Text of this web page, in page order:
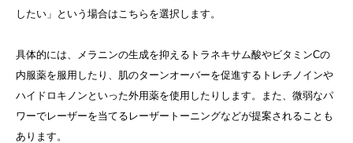
したい」という場合はこちらを選択します。
具体的には、メラニンの生成を抑えるトラネキサム酸やビタミンCの
内服薬を服用したり、肌のターンオーバーを促進するトレチノインや
ハイドロキノンといった外用薬を使用したりします。また、微弱なパ
ワーでレーザーを当てるレーザートーニングなどが提案されることも
あります。